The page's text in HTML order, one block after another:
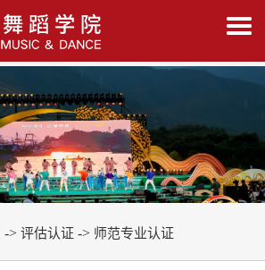
-> 评估认证 -> 师范专业认证